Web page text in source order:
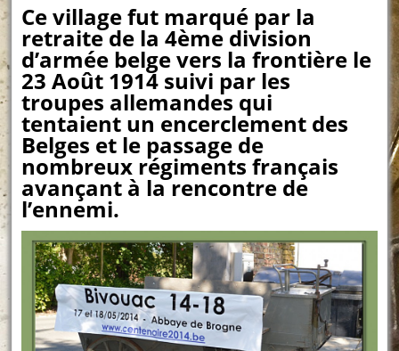
Ce village fut marqué par la
retraite de la 4ème division
d’armée belge vers la frontière le
23 Août 1914 suivi par les
troupes allemandes qui
tentaient un encerclement des
Belges et le passage de
nombreux régiments français
avançant à la rencontre de
l’ennemi.